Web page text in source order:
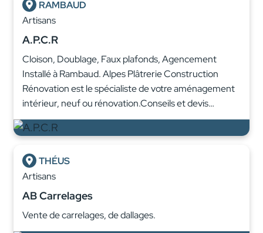
RAMBAUD
Artisans
A.P.C.R
Cloison, Doublage, Faux plafonds, Agencement
Installé à Rambaud. Alpes Plâtrerie Construction
Rénovation est le spécialiste de votre aménagement
intérieur, neuf ou rénovation.Conseils et devis…
THÉUS
Artisans
AB Carrelages
Vente de carrelages, de dallages.